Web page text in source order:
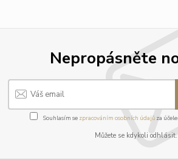
Nepropásněte
Souhlasím se zpracováním osobních údajůza
Můžete se kdykoli odhlásit.